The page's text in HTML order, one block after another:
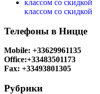
классом со скидкой
Телефоны в Ницце
Mobile: +33629961135
Office:+33483501173
Fax: +33493801305
Рубрики